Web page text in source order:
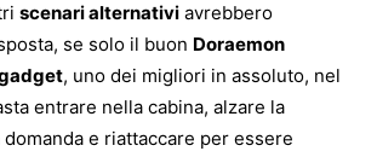
scenari alternativi avrebbero
se solo il buon Doraemon
, uno dei migliori in assoluto, nel
entrare nella cabina, alzare la
e riattaccare per essere